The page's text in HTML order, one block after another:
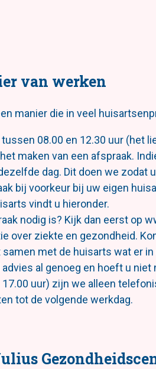
van werken
manier die in veel
08.00 en 12.30 uur (het
maken van een afspraak.
dag. Dit doen we zodat
bij voorkeur bij uw eigen
vindt u hieronder.
nodig is? Kijk dan eerst op
over ziekte en gezondheid.
met de huisarts wat er in
al genoeg en hoeft u niet
uur) zijn we alleen
tot de volgende werkdag.